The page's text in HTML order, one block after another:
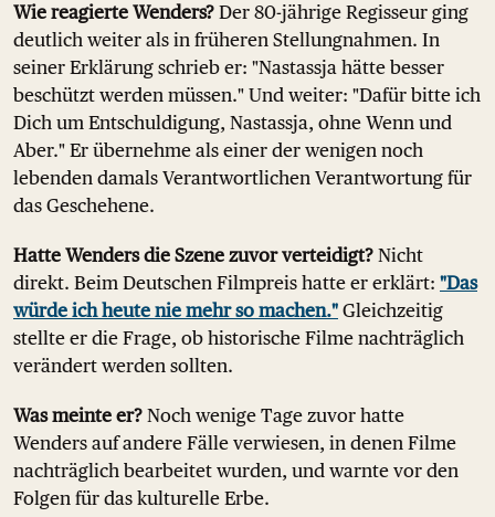
Wie reagierte Wenders? Der 80-jährige Regisseur ging
deutlich weiter als in früheren Stellungnahmen. In
seiner Erklärung schrieb er: "Nastassja hätte besser
beschützt werden müssen." Und weiter: "Dafür bitte ich
Dich um Entschuldigung, Nastassja, ohne Wenn und
Aber." Er übernehme als einer der wenigen noch
lebenden damals Verantwortlichen Verantwortung für
das Geschehene.
Hatte Wenders die Szene zuvor verteidigt? Nicht
direkt. Beim Deutschen Filmpreis hatte er erklärt: "Das
würde ich heute nie mehr so machen." Gleichzeitig
stellte er die Frage, ob historische Filme nachträglich
verändert werden sollten.
Was meinte er? Noch wenige Tage zuvor hatte
Wenders auf andere Fälle verwiesen, in denen Filme
nachträglich bearbeitet wurden, und warnte vor den
Folgen für das kulturelle Erbe.